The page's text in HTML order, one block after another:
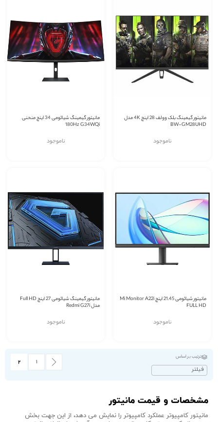
مانیتور گیمینگ بلک وولف 28 اینچ 4K مدل
BW-GM28UHD
ناموجود
مانیتور گیمینگ شیائومی 34 اینچ منحنی
180Hz G34WQi
ناموجود
مانیتور شیائومی 21.45 اینچ Mi Monitor A22i
FULL HD
ناموجود
مانیتور گیمینگ شیائومی 27 اینچ Full HD
مدل Redmi G27i
ناموجود
صفحه صفحه
قبلىصفحه۱ شما در
۲
ترتیب بر اساس
فیلتر
مشخصات و قیمت مانیتور
مانیتور کامپیوتر عملکرد کامپیوتر را نمایش می دهد، از این جهت بخش